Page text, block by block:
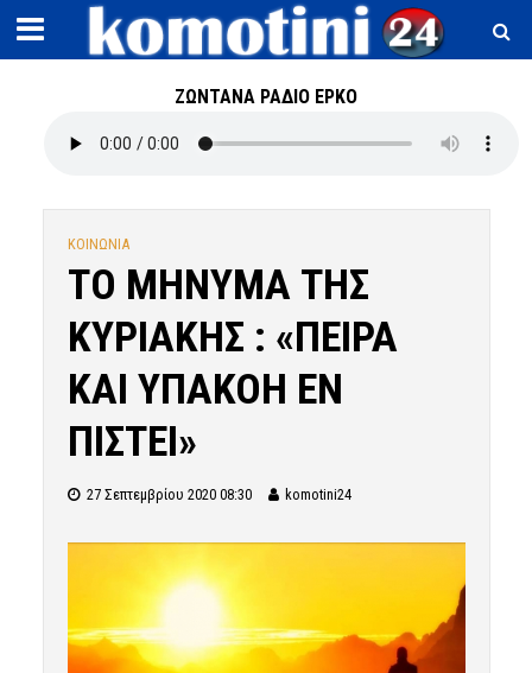
ΖΩΝΤΑΝΑ ΡΑΔΙΟ ΕΡΚΟ
ΚΟΙΝΩΝΙΑ
ΤΟ ΜΗΝΥΜΑ ΤΗΣ
ΚΥΡΙΑΚΗΣ : «ΠΕΙΡΑ
ΚΑΙ ΥΠΑΚΟΗ ΕΝ
ΠΙΣΤΕΙ»
27 Σεπτεμβρίου 2020 08:30 komotini24